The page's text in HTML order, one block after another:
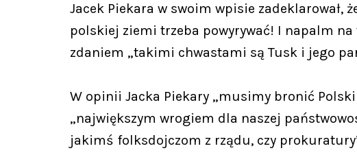
Jacek Piekara w swoim wpisie zadeklarował,
polskiej ziemi trzeba powyrywać! I napalm na
zdaniem „takimi chwastami są Tusk i jego
W opinii Jacka Piekary „musimy bronić
„największym wrogiem dla naszej
jakimś folksdojczom z rządu, czy